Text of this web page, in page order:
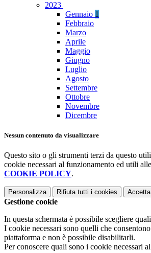
2023
Gennaio 1
Febbraio
Marzo
Aprile
Maggio
Giugno
Luglio
Agosto
Settembre
Ottobre
Novembre
Dicembre
Nessun contenuto da visualizzare
Questo sito o gli strumenti terzi da questo
cookie necessari al funzionamento ed utili
COOKIE POLICY.
Personalizza Rifiuta tutti i cookies
Gestione cookie
In questa schermata è possibile scegliere
I cookie necessari sono quelli che
piattaforma e non è possibile disabilitarli.
Per conoscere quali sono i cookie necessari